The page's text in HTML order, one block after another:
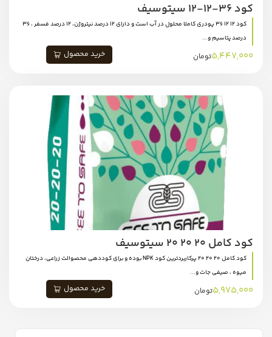
کود 36-12-12 سیتوسیف
کود 12 12 36 پودری کاملا محلول در آب است و دارای ۱۲ درصد نیتروژن، ۱۲ درصد فسفر ، ٣٦
درصد پتاسیم و...
5,447,000تومان خرید محصول
کود کامل 20 20 20 سیتوسیف
کود کامل 20 20 20 پرکاربردترین کود NPK بوده و برای کوددهی محصوالت زراعی، درختان
میوه ، صیفی جات و...
5,975,000تومان خرید محصول